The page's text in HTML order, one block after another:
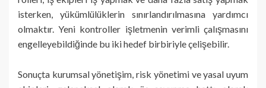
isterken, yükümlülüklerin sınırlandırılmasına yardımcı
olmaktır. Yeni kontroller işletmenin verimli çalışmasını
engelleyebildiğinde bu iki hedef birbiriyle çelişebilir.
Sonuçta kurumsal yönetişim, risk yönetimi ve yasal uyum